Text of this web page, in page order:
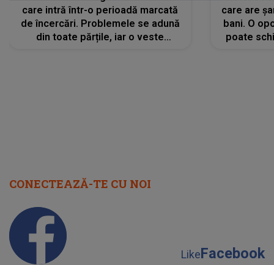
care intră într-o perioadă marcată
de încercări. Problemele se adună
din toate părțile, iar o veste
care are
bani. O
poate
CONECTEAZĂ-TE CU NOI
LikeFacebook